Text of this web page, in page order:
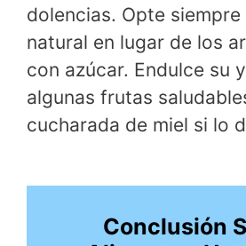
dolencias. Opte
natural en lugar de los
con azúcar. Endulce su
algunas frutas
cucharada de miel si lo
Conclusión